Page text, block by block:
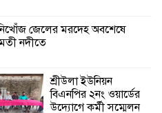
ও সিএমসির সাথে
জেলের মরদেহ অবশেষে
নদীতে
শ্রীউলা ইউনিয়ন
বিএনপির ২নং ওয়ার্ডের
উদ্যোগে কর্মী সম্মেলন